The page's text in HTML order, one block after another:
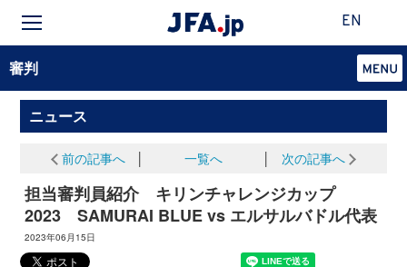
EN
審判
ニュース
前の記事へ 一覧へ 次の記事へ
担当審判員紹介 キリンチャレンジカップ
2023 SAMURAI BLUE vs エルサルバドル代表
2023年06月15日